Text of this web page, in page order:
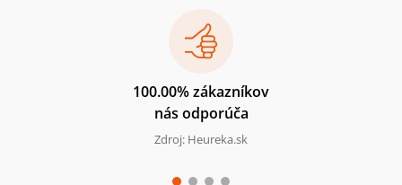
100.00% zákazníkov
nás odporúča
Zdroj: Heureka.sk